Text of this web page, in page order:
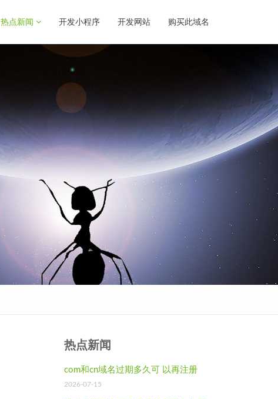
热点新闻 开发小程序 开发网站 购买此域名
热点新闻
com和cn域名过期多久可 以再注册
2026-07-15